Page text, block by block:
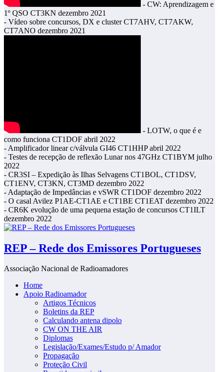
- CW: Aprendizagem e
1º QSO CT3KN dezembro 2021
- Vídeo sobre concursos, DX e cluster CT7AHV, CT7AKW,
CT7ANO dezembro 2021
- LOTW, o que é e
como funciona CT1DOF abril 2022
- Amplificador linear c/válvula GI46 CT1HHP abril 2022
- Testes de recepção de reflexão Lunar nos 47GHz CT1BYM julho
2022
- CR3SI – Expedição às Ilhas Selvagens CT1BOL, CT1DSV,
CT1ENV, CT3KN, CT3MD dezembro 2022
- Adaptação de Impedâncias e vSWR CT1DOF dezembro 2022
- O casal Avilez P1AE-CT1AE e CT1BE CT1EAT dezembro 2022
- CR6K evolução de uma pequena estação de concursos CT1ILT
dezembro 2022
REP – Rede dos Emissores Portugueses
Associação Nacional de Radioamadores
Home
Apoio Radioamador
Artigos Técnicos
Boletins da REP
Calculando antena dipolo
CW ON THE AIR
Diplomas
Legislação/Exames/Estudo p/ Amador
Propagação
Proteção Civil